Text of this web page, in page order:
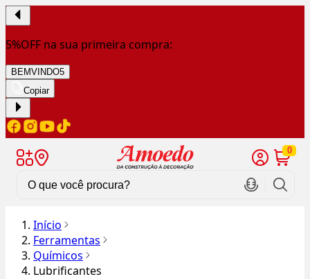
5%OFF na sua primeira compra:
BEMVINDO5
Copiar
0
Início
Ferramentas
Químicos
Lubrificantes